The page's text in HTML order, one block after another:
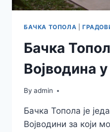
БАЧКА ТОПОЛА
Бачка
Војводина
By admin
Бачка Топола је
Војводини за који